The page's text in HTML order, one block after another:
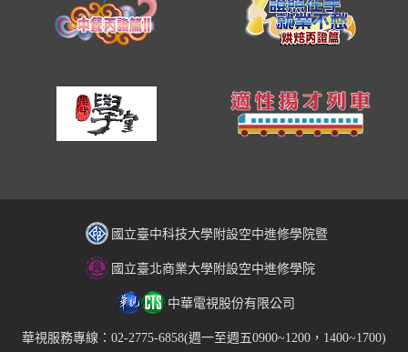
國立臺中科技大學附設空中進修學院暨
國立臺北商業大學附設空中進修學院
中華電視股份有限公司
華視服務專線：02-2775-6858(週一至週五0900~1200，1400~1700)